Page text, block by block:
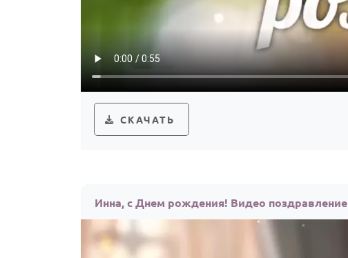
СКАЧАТЬ
Инна, с Днем рождения! Видео поздравление